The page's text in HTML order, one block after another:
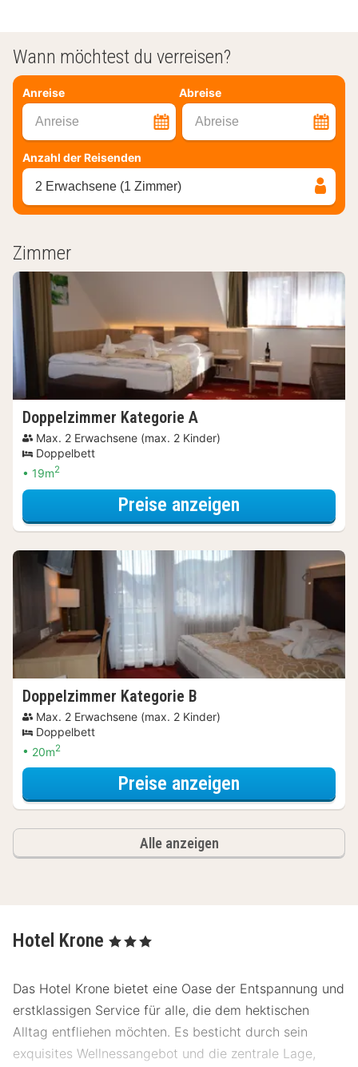
Wann möchtest du verreisen?
Anreise Abreise
Anreise Abreise
Anzahl der Reisenden
2 Erwachsene (1 Zimmer)
Zimmer
Doppelzimmer Kategorie A
Max. 2 Erwachsene (max. 2 Kinder)
Doppelbett
19m2
Preise anzeigen
Doppelzimmer Kategorie B
Max. 2 Erwachsene (max. 2 Kinder)
Doppelbett
20m2
Preise anzeigen
Alle anzeigen
Hotel Krone , 3 Sterne
Das Hotel Krone bietet eine Oase der Entspannung und
erstklassigen Service für alle, die dem hektischen
Alltag entfliehen möchten. Es besticht durch sein
exquisites Wellnessangebot und die zentrale Lage,